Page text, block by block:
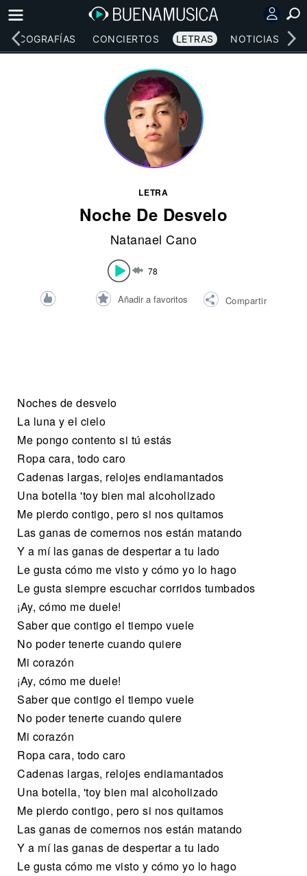
DISCOGRAFÍAS CONCIERTOS LETRAS NOTICIAS
LETRA
Noche De Desvelo
Natanael Cano
78
Añadir a favoritos Compartir
Noches de desvelo
La luna y el cielo
Me pongo contento si tú estás
Ropa cara, todo caro
Cadenas largas, relojes endiamantados
Una botella 'toy bien mal alcoholizado
Me pierdo contigo, pero si nos quitamos
Las ganas de comernos nos están matando
Y a mí las ganas de despertar a tu lado
Le gusta cómo me visto y cómo yo lo hago
Le gusta siempre escuchar corridos tumbados
¡Ay, cómo me duele!
Saber que contigo el tiempo vuele
No poder tenerte cuando quiere
Mi corazón
¡Ay, cómo me duele!
Saber que contigo el tiempo vuele
No poder tenerte cuando quiere
Mi corazón
Ropa cara, todo caro
Cadenas largas, relojes endiamantados
Una botella, 'toy bien mal alcoholizado
Me pierdo contigo, pero si nos quitamos
Las ganas de comernos nos están matando
Y a mí las ganas de despertar a tu lado
Le gusta cómo me visto y cómo yo lo hago